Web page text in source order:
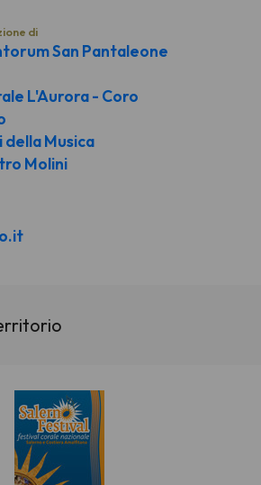
di
San Pantaleone
L'Aurora - Coro
della Musica
Molini